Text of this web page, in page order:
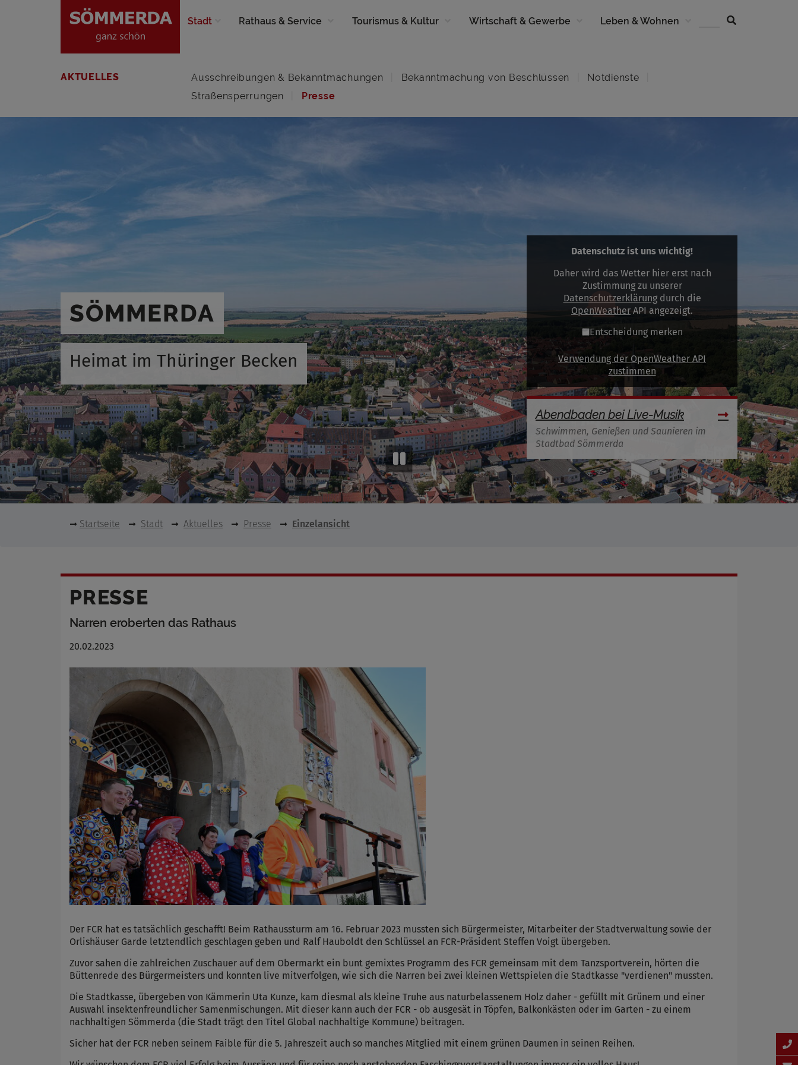
Stadt Rathaus & Service Tourismus & Kultur Wirtschaft & Gewerbe Leben & Wohnen
AKTUELLES Ausschreibungen & Bekanntmachungen Bekanntmachung von Beschlüssen
Notdienste
Straßensperrungen
Presse
SÖMMERDA
Heimat im Thüringer Becken
Datenschutz ist uns wichtig!
Daher wird das Wetter hier erst nach
Zustimmung zu unserer
Datenschutzerklärungdurch die
OpenWeather API angezeigt.
Entscheidung merken
Verwendung der OpenWeather API
zustimmen
Abendbaden bei Live-Musik
Schwimmen, Genießen und Saunieren im
Stadtbad Sömmerda
Startseite Stadt Aktuelles Presse Einzelansicht
PRESSE
Narren eroberten das Rathaus
20.02.2023
Der FCR hat es tatsächlich geschafft! Beim Rathaussturm am 16. Februar 2023 mussten sich Bürgermeister, Mitarbeiter der Stadtverwaltung sowie der
Orlishäuser Garde letztendlich geschlagen geben und Ralf Hauboldt den Schlüssel an FCR-Präsident Steffen Voigt übergeben.
Zuvor sahen die zahlreichen Zuschauer auf dem Obermarkt ein bunt gemixtes Programm des FCR gemeinsam mit dem Tanzsportverein, hörten die
Büttenrede des Bürgermeisters und konnten live mitverfolgen, wie sich die Narren bei zwei kleinen Wettspielen die Stadtkasse "verdienen" mussten.
Die Stadtkasse, übergeben von Kämmerin Uta Kunze, kam diesmal als kleine Truhe aus naturbelassenem Holz daher - gefüllt mit Grünem und einer
Auswahl insektenfreundlicher Samenmischungen. Mit dieser kann auch der FCR - ob ausgesät in Töpfen, Balkonkästen oder im Garten - zu einem
nachhaltigen Sömmerda (die Stadt trägt den Titel Global nachhaltige Kommune) beitragen.
Sicher hat der FCR neben seinem Faible für die 5. Jahreszeit auch so manches Mitglied mit einem grünen Daumen in seinen Reihen.